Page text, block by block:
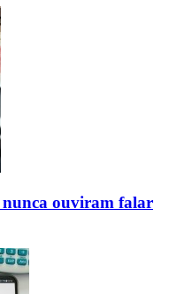
nunca ouviram falar